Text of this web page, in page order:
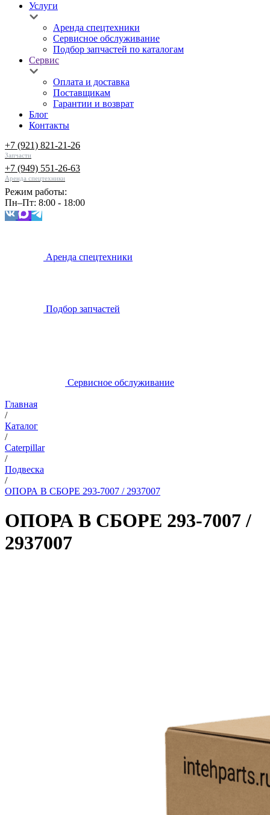
Услуги
Аренда спецтехники
Сервисное обслуживание
Подбор запчастей по каталогам
Сервис
Оплата и доставка
Поставщикам
Гарантии и возврат
Блог
Контакты
+7 (921) 821-21-26
Запчасти
+7 (949) 551-26-63
Аренда спецтехники
Режим работы:
Пн–Пт: 8:00 - 18:00
Аренда спецтехники
Подбор запчастей
Сервисное обслуживание
Главная
/
Каталог
/
Caterpillar
/
Подвеска
/
ОПОРА В СБОРЕ 293-7007 / 2937007
ОПОРА В СБОРЕ 293-7007 /
2937007